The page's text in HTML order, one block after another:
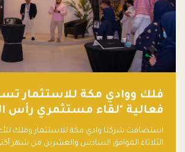
فلك ووادي مكة للاستثمار
فعالية "لقاء مستثمري رأس
في المنطقة"
استضافت شركتا وادي مكة للاستثمار وفلك
الثلاثاء الموافق السادس والعشرين من شهر